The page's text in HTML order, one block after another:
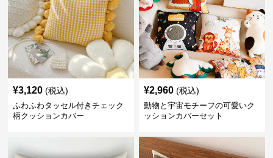
¥3,120 (税込)
ふわふわタッセル付きチェック
柄クッションカバー
¥2,960 (税込)
動物と宇宙モチーフの可愛いク
ッションカバーセット